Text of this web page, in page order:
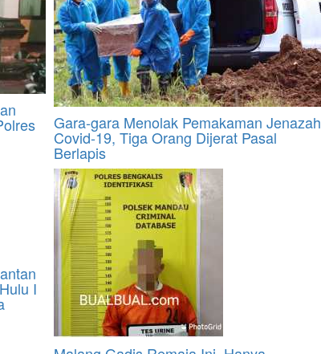
Gara-gara Menolak Pemakaman Jenazah
Covid-19, Tiga Orang Dijerat Pasal
Berlapis
I